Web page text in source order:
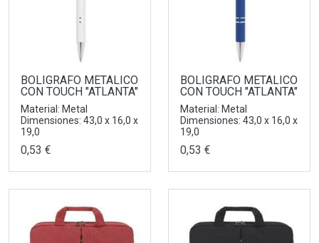
BOLIGRAFO METALICO
CON TOUCH "ATLANTA"
Material: Metal
Dimensiones: 43,0 x 16,0 x
19,0
0,53 €
BOLIGRAFO METALICO
CON TOUCH "ATLANTA"
Material: Metal
Dimensiones: 43,0 x 16,0 x
19,0
0,53 €